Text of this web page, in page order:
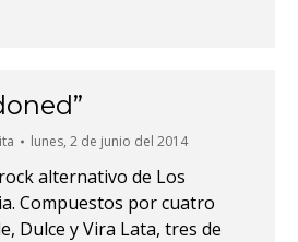
lunes, 2 de junio del 2014
alternativo de Los
Compuestos por cuatro
Dulce y Vira Lata, tres de